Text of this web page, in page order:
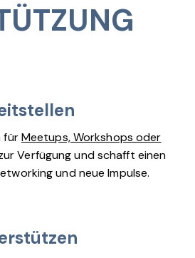
fürMeetups, Workshops oder
Verfügung und schafft einen
und neue Impulse.